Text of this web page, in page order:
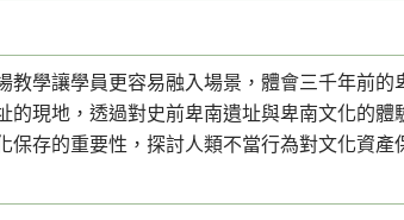
教學讓學員更容易融入場景，體會三千年前
的現地，透過對史前卑南遺址與卑南文化的
保存的重要性，探討人類不當行為對文化資